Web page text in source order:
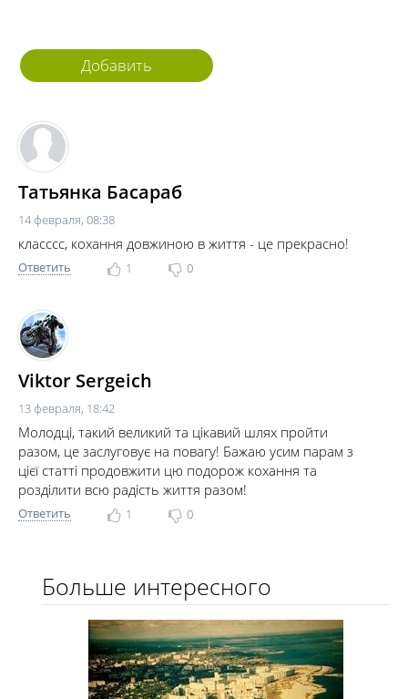
Добавить
Татьянка Басараб
14 февраля, 08:38
класссс, кохання довжиною в життя - це прекрасно!
Ответить 1 0
Viktor Sergeich
13 февраля, 18:42
Молодцi, такий великий та цікавий шлях пройти
разом, це заслуговує на повагу! Бажаю усим парам з
цієї статті продовжити цю подорож кохання та
розділити всю радість життя разом!
Ответить 1 0
Больше интересного